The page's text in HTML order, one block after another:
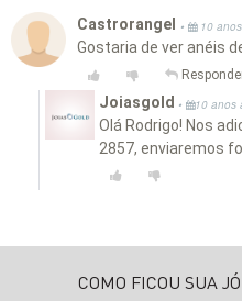
Castrorangel • 10
Gostaria de ver anéis
Joiasgold • 10 anos
Olá Rodrigo! Nos
2857, enviaremos
COMO FICOU SUA